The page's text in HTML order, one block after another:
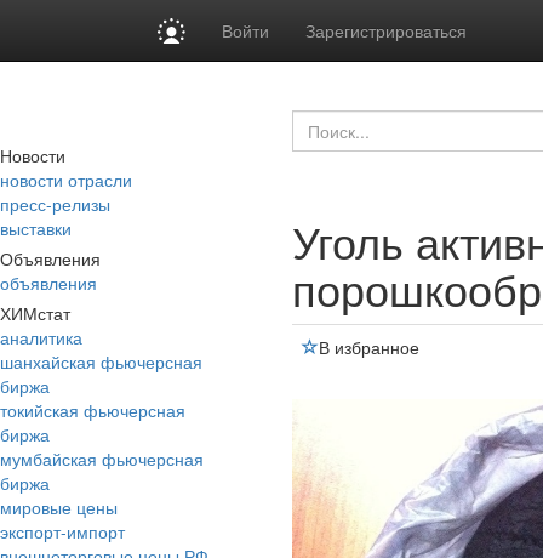
Войти Зарегистрироваться
Новости
новости отрасли
пресс-релизы
выставки
Объявления
объявления
ХИМстат
аналитика
шанхайская фьючерсная
биржа
токийская фьючерсная
биржа
мумбайская фьючерсная
биржа
мировые цены
экспорт-импорт
Уголь
В избранное